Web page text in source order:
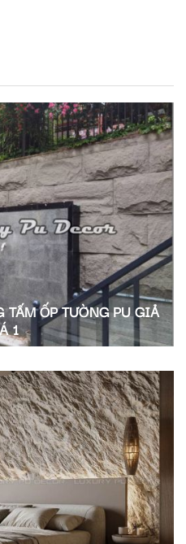
ỐP TƯỜNG PU GIẢ
1